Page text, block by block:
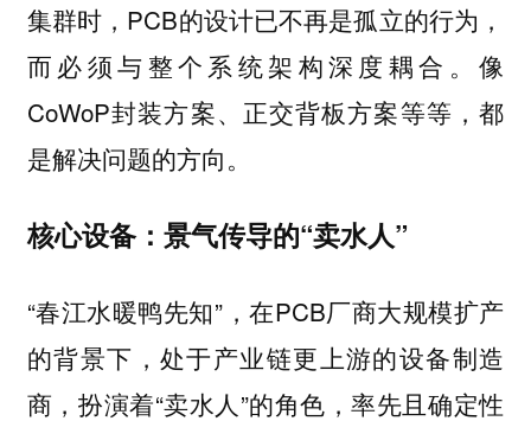
集群时，PCB的设计已不再是孤立的行为，
而必须与整个系统架构深度耦合。像
CoWoP封装方案、正交背板方案等等，都
是解决问题的方向。
核心设备：景气传导的“卖水人”
“春江水暖鸭先知”，在PCB厂商大规模扩产
的背景下，处于产业链更上游的设备制造
商，扮演着“卖水人”的角色，率先且确定性